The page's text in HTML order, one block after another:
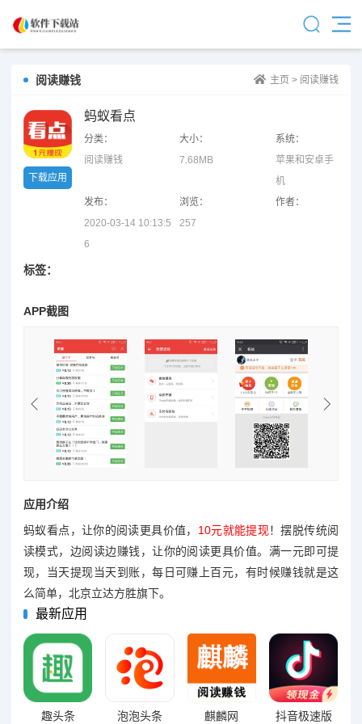
阅读赚钱 主页 > 阅读赚钱
下载应用
蚂蚁看点
分类：
阅读赚钱
大小：
7.68MB
系统：
苹果和安卓手
机
发布：
2020-03-14 10:13:5
6
浏览：
257
作者：
标签：
APP截图
应用介绍
蚂蚁看点，让你的阅读更具价值， 10元就能提现！摆脱传统阅
读模式，边阅读边赚钱，让你的阅读更具价值。满一元即可提
现，当天提现当天到账，每日可赚上百元，有时候赚钱就是这
么简单，北京立达方胜旗下。
最新应用
趣头条 泡泡头条 麒麟网 抖音极速版